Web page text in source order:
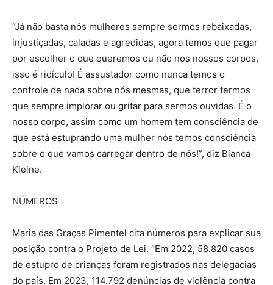
“Já não basta nós mulheres sempre sermos rebaixadas,
injustiçadas, caladas e agredidas, agora temos que pagar
por escolher o que queremos ou não nos nossos corpos,
isso é ridículo! É assustador como nunca temos o
controle de nada sobre nós mesmas, que terror termos
que sempre implorar ou gritar para sermos ouvidas. É o
nosso corpo, assim como um homem tem consciência de
que está estuprando uma mulher nós temos consciência
sobre o que vamos carregar dentro de nós!”, diz Bianca
Kleine.
NÚMEROS
Maria das Graças Pimentel cita números para explicar sua
posição contra o Projeto de Lei. “Em 2022, 58.820 casos
de estupro de crianças foram registrados nas delegacias
do país. Em 2023, 114.792 denúncias de violência contra